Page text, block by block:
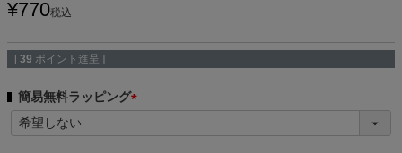
¥770税込
[ 39 ポイント進呈 ]
簡易無料ラッピング
必